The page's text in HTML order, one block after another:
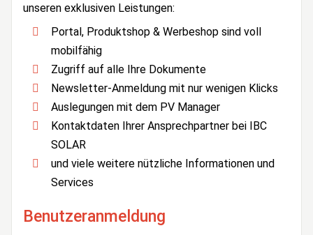
unseren exklusiven Leistungen:
Portal, Produktshop & Werbeshop sind voll
mobilfähig
Zugriff auf alle Ihre Dokumente
Newsletter-Anmeldung mit nur wenigen Klicks
Auslegungen mit dem PV Manager
Kontaktdaten Ihrer Ansprechpartner bei IBC
SOLAR
und viele weitere nützliche Informationen und
Services
Benutzeranmeldung